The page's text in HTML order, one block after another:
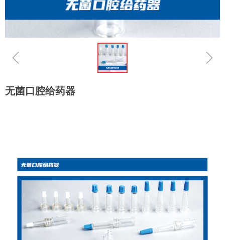
ꁆ ꁇ
无菌口腔给药器